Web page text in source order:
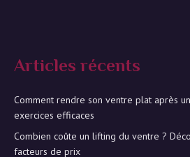
Articles récents
Comment rendre son ventre plat après
exercices efficaces
Combien coûte un lifting du ventre ?
facteurs de prix